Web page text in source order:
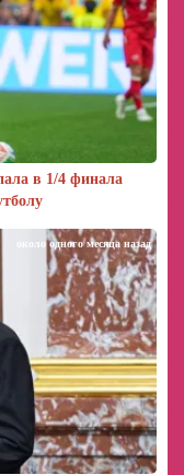
в 1/4 финала
около одного месяца назад